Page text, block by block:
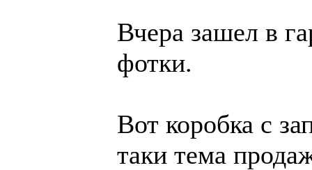
Вчера зашел в
фотки.
Вот коробка с
таки тема